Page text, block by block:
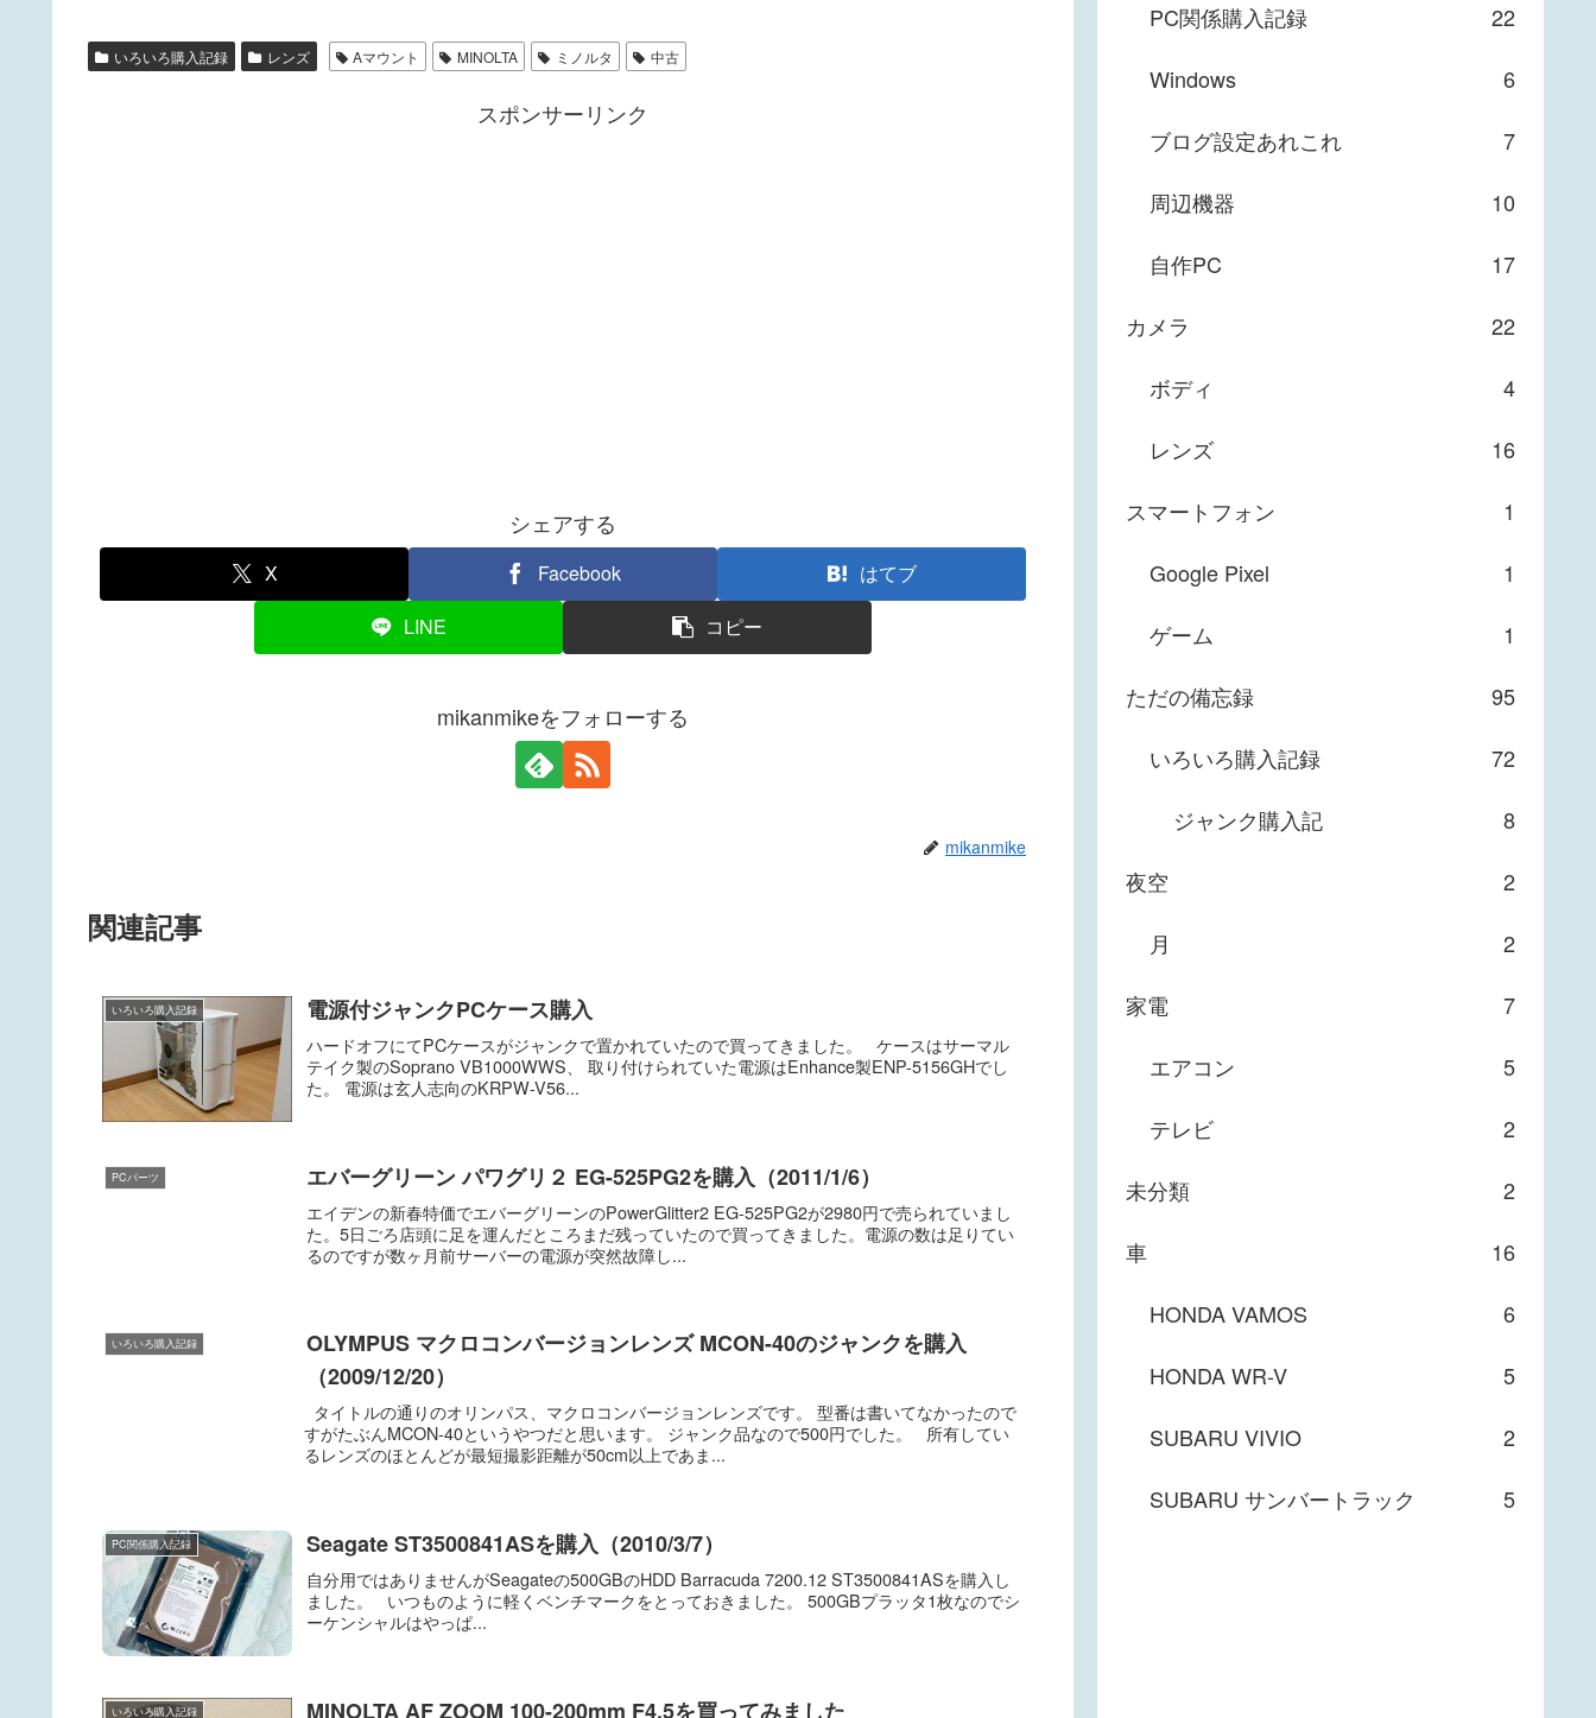
いろいろ購入記録 レンズ Aマウント MINOLTA ミノルタ 中古
スポンサーリンク
シェアする
X Facebook
はてブ
LINE
コピー
mikanmikeをフォローする
mikanmike
関連記事
いろいろ購入記録 電源付ジャンクPCケース購入
ハードオフにてPCケースがジャンクで置かれていたので買ってきました。 ケースはサーマル
テイク製のSoprano VB1000WWS、 取り付けられていた電源はEnhance製ENP-5156GHでし
た。 電源は玄人志向のKRPW-V56...
PCパーツ エバーグリーン パワグリ２ EG-525PG2を購入（2011/1/6）
エイデンの新春特価でエバーグリーンのPowerGlitter2 EG-525PG2が2980円で売られていまし
た。5日ごろ店頭に足を運んだところまだ残っていたので買ってきました。電源の数は足りてい
るのですが数ヶ月前サーバーの電源が突然故障し...
いろいろ購入記録
OLYMPUS マクロコンバージョンレンズ MCON-40のジャンクを購入
（2009/12/20）
タイトルの通りのオリンパス、マクロコンバージョンレンズです。 型番は書いてなかったので
すがたぶんMCON-40というやつだと思います。 ジャンク品なので500円でした。 所有してい
るレンズのほとんどが最短撮影距離が50cm以上であま...
PC関係購入記録 Seagate ST3500841ASを購入（2010/3/7）
自分用ではありませんがSeagateの500GBのHDD Barracuda 7200.12 ST3500841ASを購入し
ました。 いつものように軽くベンチマークをとっておきました。 500GBプラッタ1枚なのでシ
ーケンシャルはやっぱ...
いろいろ購入記録 MINOLTA AF ZOOM 100-200mm F4.5を買ってみました
PC関係購入記録
22
Windows
6
ブログ設定あれこれ
7
周辺機器
10
自作PC
17
カメラ
22
ボディ
4
レンズ
16
スマートフォン
1
Google Pixel
1
ゲーム
1
ただの備忘録
95
いろいろ購入記録
72
ジャンク購入記
8
夜空
2
月
2
家電
7
エアコン
5
テレビ
2
未分類
2
車
16
HONDA VAMOS
6
HONDA WR-V
5
SUBARU VIVIO
2
SUBARU サンバートラック
5